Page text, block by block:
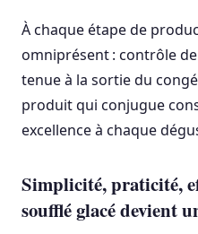
À chaque étape de
omniprésent : contrôle
tenue à la sortie du
produit qui conjugue
excellence à chaque
Simplicité, praticité,
soufflé glacé devient